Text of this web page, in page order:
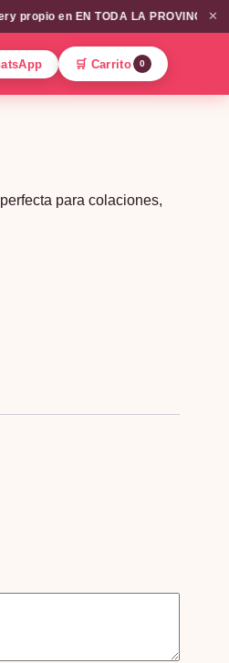
en EN TODA LA PROVINCIA DE
✕
🛒 Carrito 0
para colaciones,